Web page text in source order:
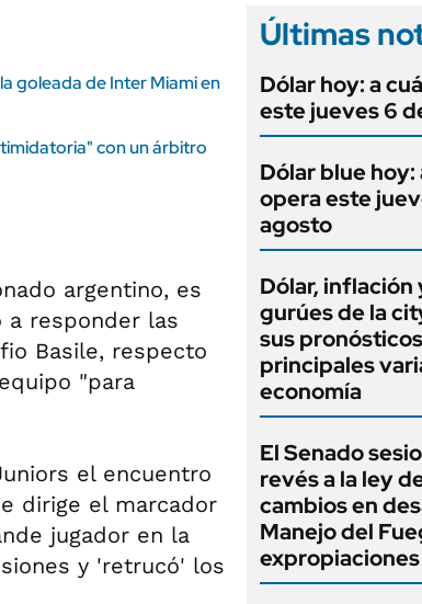
goleada de Inter Miami en
con un árbitro
argentino, es
responder las
Basile, respecto
"para
el encuentro
dirige el marcador
jugador en la
y 'retrucó' los
Últimas
Dólar hoy: a
este jueves 6
Dólar blue hoy:
opera este
agosto
Dólar, inflación
gurúes de la
sus
principales
economía
El Senado
revés a la ley
cambios en
Manejo del
expropiaciones